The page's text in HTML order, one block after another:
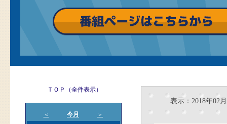
ＴＯＰ（全件表示）
＜ 今月 ＞
表示：2018年02月